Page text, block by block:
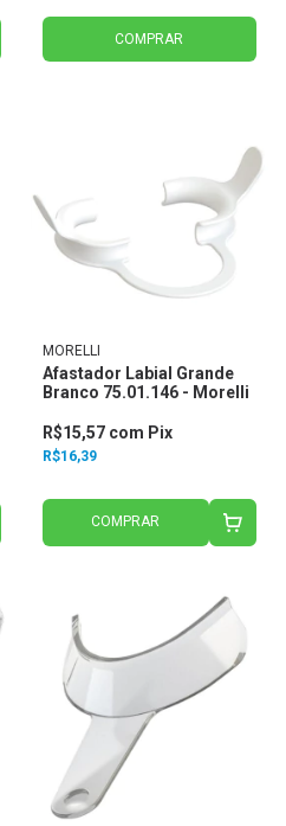
COMPRAR
MORELLI
Afastador Labial Grande
Branco 75.01.146 - Morelli
R$16,39
R$15,57 com Pix
COMPRAR